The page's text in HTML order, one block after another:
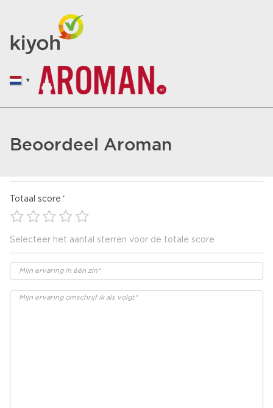
Beoordeel Aroman
Totaal score
Selecteer het aantal sterren voor de totale score